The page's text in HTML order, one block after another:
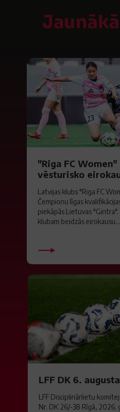
"Riga FC Women"
vēsturisko
Latvijas klubs "Riga FC
Čempionu līgas
piekāpās Lietuvas
klubam beidzās eirokausu...
LFF DK 6.
LFF Disciplinārlietu
Nr. DK 26/-38 Rīgā, 2026.